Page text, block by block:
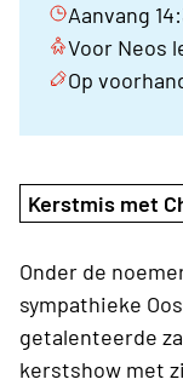
Aanvang
Voor Neos
Op
Kerstmis met
Onder de
sympathieke
getalenteerde
kerstshow met